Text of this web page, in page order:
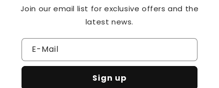
Join our email list for exclusive offers and the
latest news.
E-Mail
Sign up